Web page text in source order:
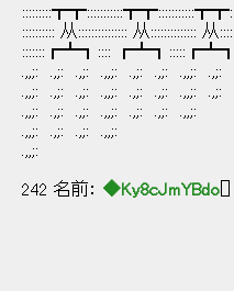
:::::::::: 从::::::::::::::: 从
:::::::┏┻┓::::
.,,;: .,;: .,;: .,,;: .,;:
.,,;: .,;: .,;: .,,;:
.,,;: .,;: .,;: .,,;: .,;: .,;: .,,;:
.,,;: .,;: .,;: .,,;:
.,,;:
242 名前： ◆Ky8cJmYBdo